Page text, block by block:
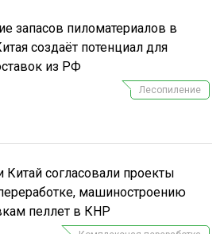
запасов пиломатериалов в
создаёт потенциал для
из РФ
Лесопиление
Китай согласовали проекты
машиностроению
пеллет в КНР